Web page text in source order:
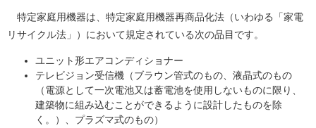
特定家庭用機器は、特定家庭用機器再商品化法（いわゆる「家電
リサイクル法」）において規定されている次の品目です。
ユニット形エアコンディショナー
テレビジョン受信機（ブラウン管式のもの、液晶式のもの
（電源として一次電池又は蓄電池を使用しないものに限り、
建築物に組み込むことができるように設計したものを除
く。）、プラズマ式のもの）